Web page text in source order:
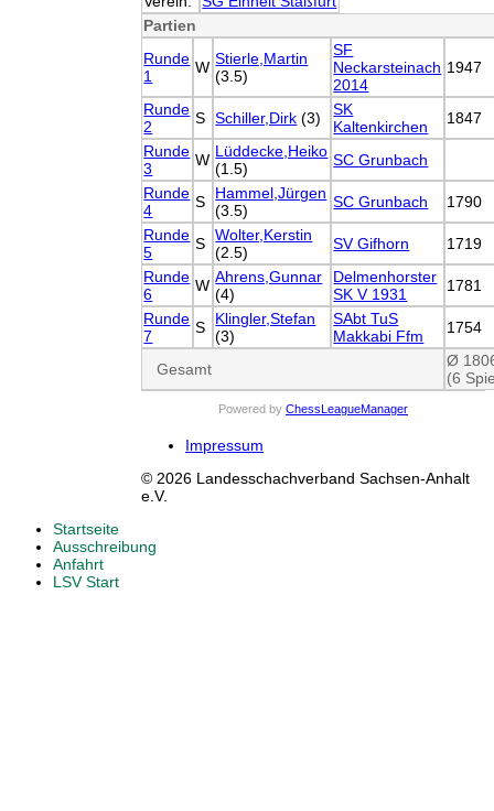
Partien
Runde
1
W Stierle,Martin
(3.5)
SF
Neckarsteinach
2014
1947
Runde
2
S Schiller,Dirk (3)
SK
Kaltenkirchen
1847
Runde
3
W Lüddecke,Heiko
(1.5)
SC Grunbach
Runde
4
S
Hammel,Jürgen
(3.5)
SC Grunbach
1790
Runde
5
S Wolter,Kerstin
(2.5)
SV Gifhorn
1719
Runde
6
W Ahrens,Gunnar
(4)
Delmenhorster
SK V 1931
1781
Runde
7
S
Klingler,Stefan
(3)
SAbt TuS
Makkabi Ffm
1754
Gesamt
Ø
(6
Powered by ChessLeagueManager
Impressum
© 2026 Landesschachverband Sachsen-Anhalt
e.V.
Startseite
Ausschreibung
Anfahrt
LSV Start